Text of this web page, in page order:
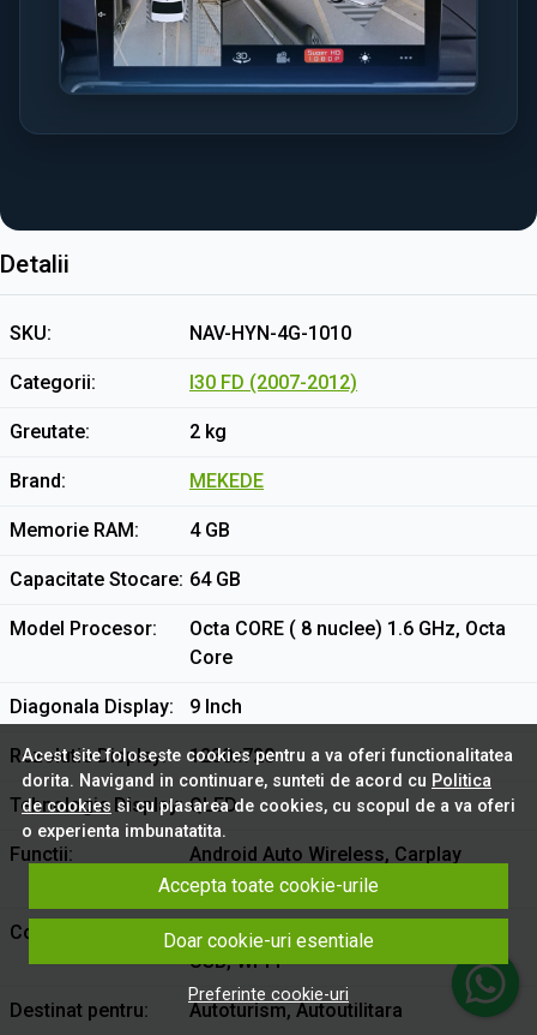
Detalii
SKU NAV-HYN-4G-1010
Categorii I30 FD (2007-2012)
Greutate 2 kg
Brand MEKEDE
Memorie RAM 4 GB
Capacitate Stocare 64 GB
Model Procesor
Octa CORE ( 8 nuclee) 1.6 GHz, Octa
Core
Diagonala Display 9 Inch
Rezolutie Display 1280x720
Tehnologie Display QLED
Functii
Android Auto Wireless, Carplay
Wireless
Conectivitate
Bluetooth, Cartela Sim, Subwoofer,
USB, Wi-Fi
Destinat pentru Autoturism, Autoutilitara
Acest site foloseste cookies pentru a va oferi functionalitatea
dorita. Navigand in continuare, sunteti de acord cu Politica
de cookies si cu plasarea de cookies, cu scopul de a va oferi
o experienta imbunatatita.
Accepta toate cookie-urile
Doar cookie-uri esentiale
Preferinte cookie-uri